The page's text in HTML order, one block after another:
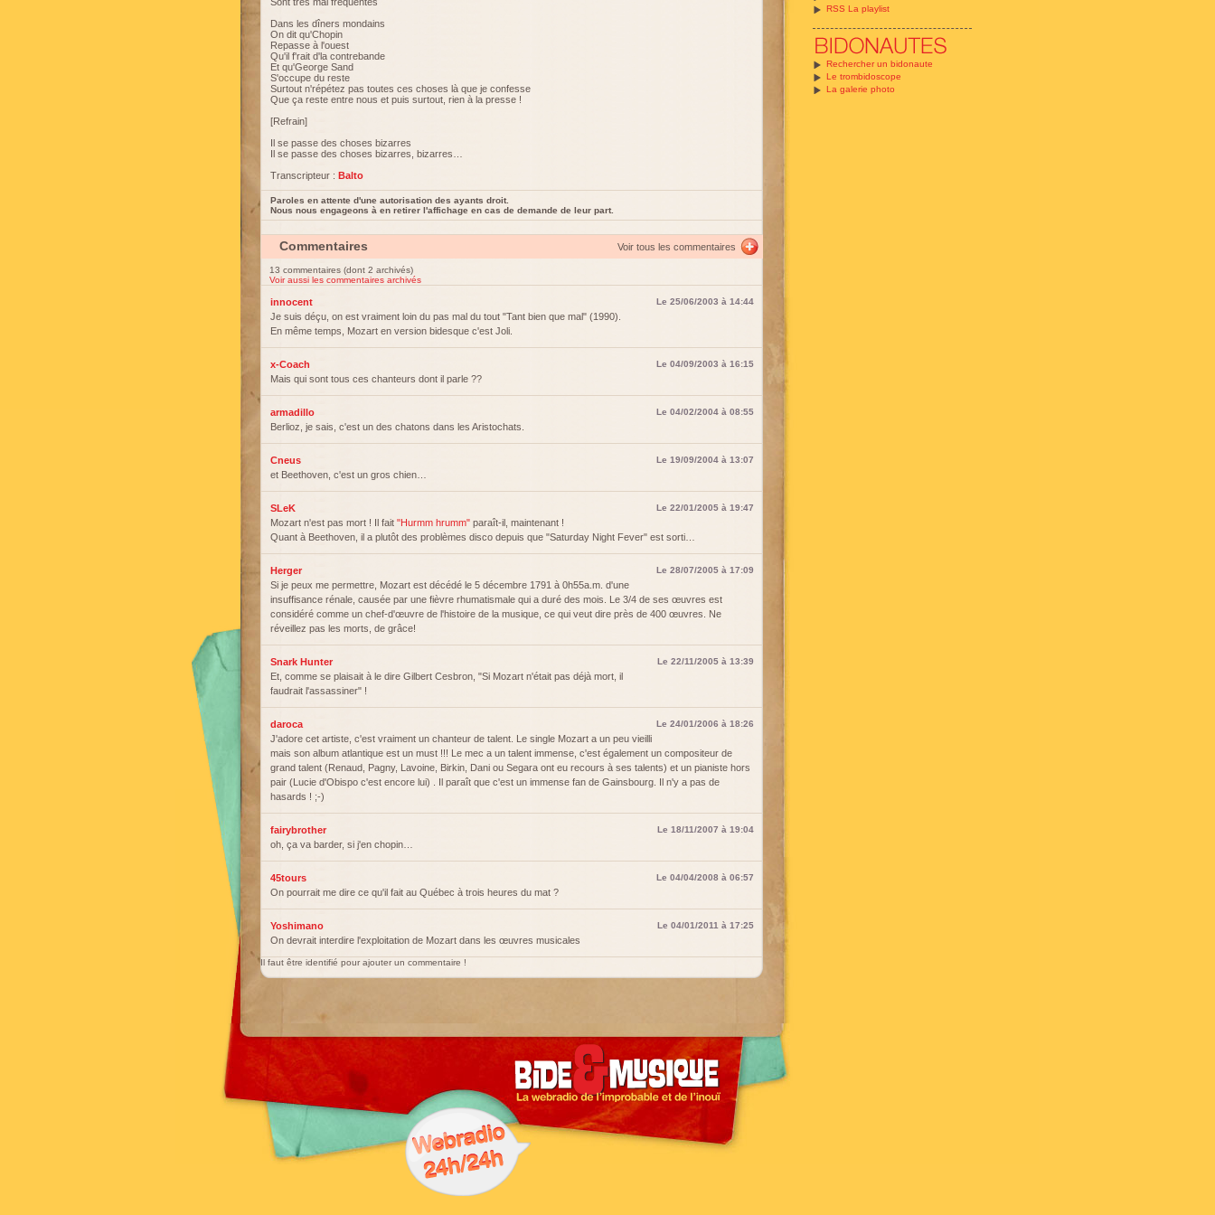
RSS La playlist
Rechercher un bidonaute
Le trombidoscope
La galerie photo
Dans les dîners mondains
On dit qu'Chopin
Repasse à l'ouest
Qu'il f'rait d'la contrebande
Et qu'George Sand
S'occupe du reste
Surtout n'répétez pas toutes ces choses là que je confesse
Que ça reste entre nous et puis surtout, rien à la presse !
[Refrain]
Il se passe des choses bizarres
Il se passe des choses bizarres, bizarres…
Transcripteur : Balto
Paroles en attente d'une autorisation des ayants droit.
Nous nous engageons à en retirer l'affichage en cas de demande de leur part.
Commentaires Voir tous les commentaires
13 commentaires (dont 2 archivés)
Voir aussi les commentaires archivés
innocent Le 25/06/2003 à 14:44
Je suis déçu, on est vraiment loin du pas mal du tout "Tant bien que mal" (1990).
En même temps, Mozart en version bidesque c'est Joli.
x-Coach Le 04/09/2003 à 16:15
Mais qui sont tous ces chanteurs dont il parle ??
armadillo Le 04/02/2004 à 08:55
Berlioz, je sais, c'est un des chatons dans les Aristochats.
Cneus Le 19/09/2004 à 13:07
et Beethoven, c'est un gros chien…
SLeK Le 22/01/2005 à 19:47
Mozart n'est pas mort ! Il fait "Hurmm hrumm" paraît-il, maintenant !
Quant à Beethoven, il a plutôt des problèmes disco depuis que "Saturday Night Fever" est sorti…
Herger Le 28/07/2005 à 17:09
Si je peux me permettre, Mozart est décédé le 5 décembre 1791 à 0h55a.m. d'une
insuffisance rénale, causée par une fièvre rhumatismale qui a duré des mois. Le 3/4 de ses œuvres est
considéré comme un chef-d'œuvre de l'histoire de la musique, ce qui veut dire près de 400 œuvres. Ne
réveillez pas les morts, de grâce!
Snark Hunter Le 22/11/2005 à 13:39
Et, comme se plaisait à le dire Gilbert Cesbron, "Si Mozart n'était pas déjà mort, il
faudrait l'assassiner" !
daroca Le 24/01/2006 à 18:26
J'adore cet artiste, c'est vraiment un chanteur de talent. Le single Mozart a un peu vieilli
mais son album atlantique est un must !!! Le mec a un talent immense, c'est également un compositeur de
grand talent (Renaud, Pagny, Lavoine, Birkin, Dani ou Segara ont eu recours à ses talents) et un pianiste hors
pair (Lucie d'Obispo c'est encore lui) . Il paraît que c'est un immense fan de Gainsbourg. Il n'y a pas de
hasards ! ;-)
fairybrother Le 18/11/2007 à 19:04
oh, ça va barder, si j'en chopin…
45tours Le 04/04/2008 à 06:57
On pourrait me dire ce qu'il fait au Québec à trois heures du mat ?
Yoshimano Le 04/01/2011 à 17:25
On devrait interdire l'exploitation de Mozart dans les œuvres musicales
Il faut être identifié pour ajouter un commentaire !